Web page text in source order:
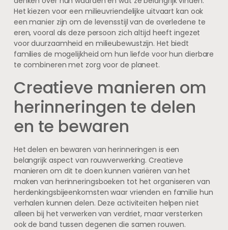
Het kiezen voor een milieuvriendelijke uitvaart kan ook
een manier zijn om de levensstijl van de overledene te
eren, vooral als deze persoon zich altijd heeft ingezet
voor duurzaamheid en milieubewustzijn. Het biedt
families de mogelijkheid om hun liefde voor hun dierbare
te combineren met zorg voor de planeet.
Creatieve manieren om
herinneringen te delen
en te bewaren
Het delen en bewaren van herinneringen is een
belangrijk aspect van rouwverwerking. Creatieve
manieren om dit te doen kunnen variëren van het
maken van herinneringsboeken tot het organiseren van
herdenkingsbijeenkomsten waar vrienden en familie hun
verhalen kunnen delen. Deze activiteiten helpen niet
alleen bij het verwerken van verdriet, maar versterken
ook de band tussen degenen die samen rouwen.